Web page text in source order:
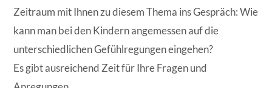
Zeitraum mit Ihnen zu diesem Thema ins Gespräch: Wie
kann man bei den Kindern angemessen auf die
unterschiedlichen Gefühlregungen eingehen?
Es gibt ausreichend Zeit für Ihre Fragen und